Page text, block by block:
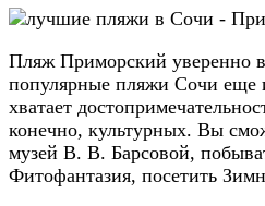
Пляж Приморский уверенно
популярные пляжи Сочи еще
хватает
конечно, культурных. Вы
музей В. В. Барсовой,
Фитофантазия, посетить